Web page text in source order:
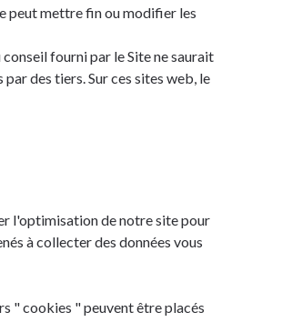
peut mettre fin ou modifier les
fourni par le Site ne saurait
des tiers. Sur ces sites web, le
l'optimisation de notre site pour
à collecter des données vous
" cookies " peuvent être placés